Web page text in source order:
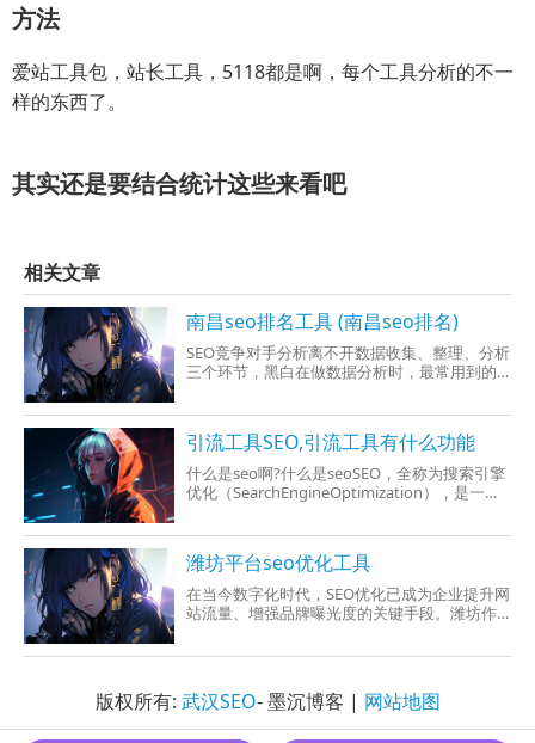
方法
爱站工具包，站长工具，5118都是啊，每个工具分析的不一
样的东西了。
其实还是要结合统计这些来看吧
相关文章
南昌seo排名工具 (南昌seo排名)
SEO竞争对手分析离不开数据收集、整理、分析
三个环节，黑白在做数据分析时，最常用到的
linkdust这几款软件。先说下这几款软件经常会
用到的功能：1、SEO
引流工具SEO,引流工具有什么功能
什么是seo啊?什么是seoSEO，全称为搜索引擎
优化（SearchEngineOptimization），是一种
站在搜索引擎（如Google、Bing、Yahoo等
潍坊平台seo优化工具
在当今数字化时代，SEO优化已成为企业提升网
站流量、增强品牌曝光度的关键手段。潍坊作
的
版权所有: 武汉SEO- 墨沉博客 | 网站地图